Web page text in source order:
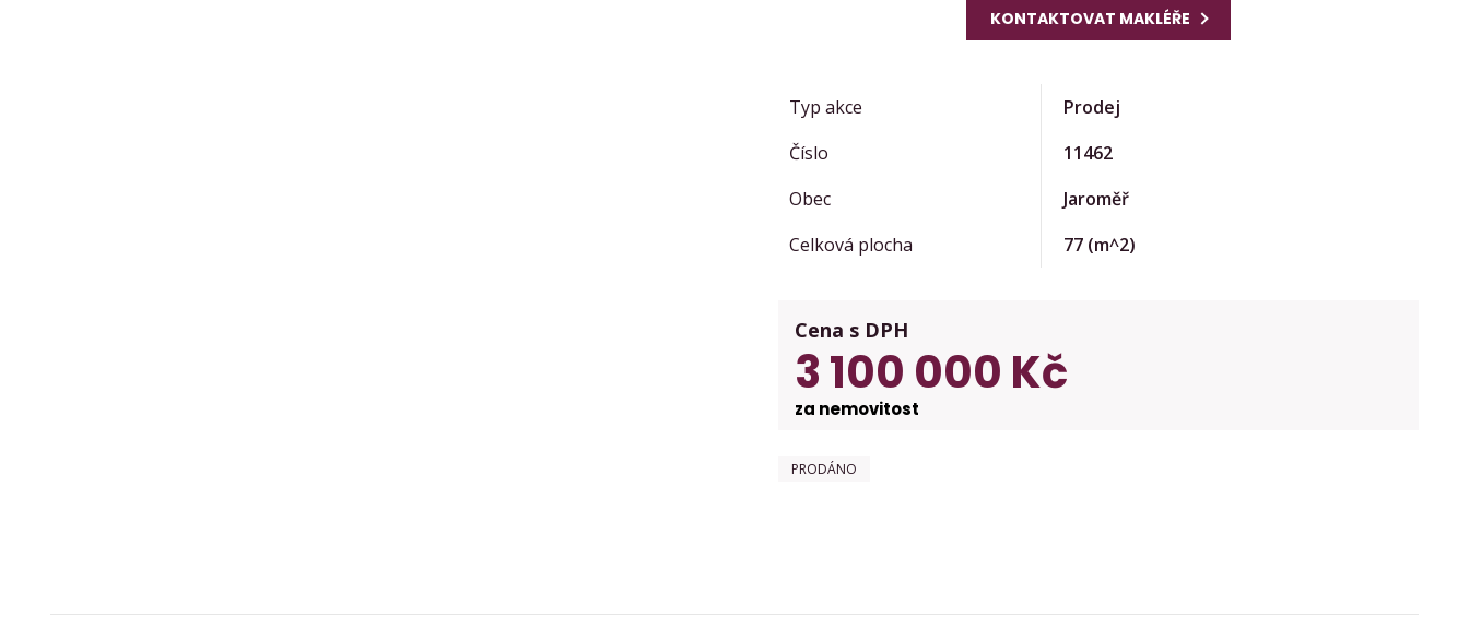
KONTAKTOVAT MAKLÉŘE
Typ akce
Prodej
Číslo
11462
Obec
Jaroměř
Celková plocha
77 (m^2)
Cena s DPH
3 100 000 Kč
za nemovitost
PRODÁNO